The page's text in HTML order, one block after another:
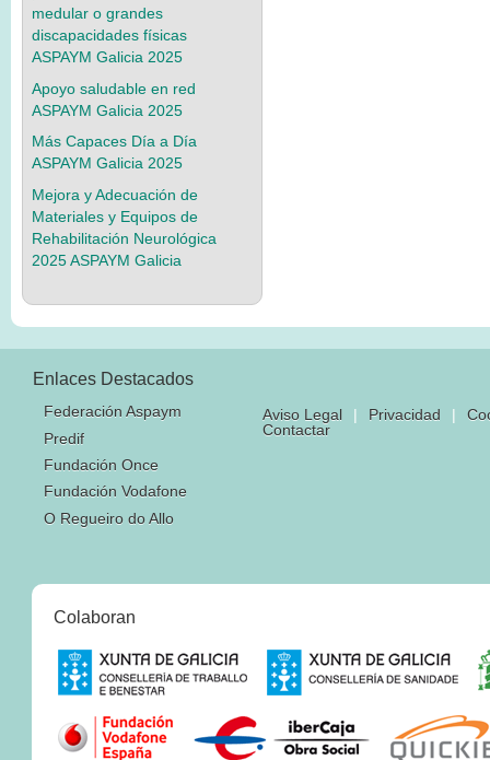
medular o grandes
discapacidades físicas
ASPAYM Galicia 2025
Apoyo saludable en red
ASPAYM Galicia 2025
Más Capaces Día a Día
ASPAYM Galicia 2025
Mejora y Adecuación de
Materiales y Equipos de
Rehabilitación Neurológica
2025 ASPAYM Galicia
Enlaces Destacados
Federación Aspaym
Predif
Fundación Once
Fundación Vodafone
O Regueiro do Allo
Aviso Legal | Privacidad |
Contactar
Colaboran